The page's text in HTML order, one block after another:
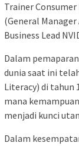
Trainer
(General
Business Lead
Dalam
dunia saat ini
Literacy) di tahun
mana
menjadi kunci
Dalam